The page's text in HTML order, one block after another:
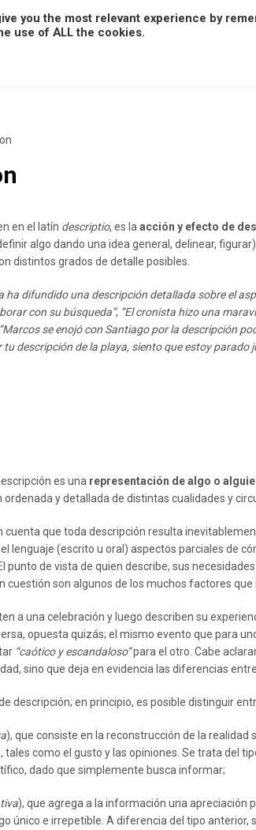
A B C D
en el latín descriptio, es la acción y efecto de
algo dando una idea general, delinear,
distintos grados de detalle posibles.
ha difundido una descripción detallada sobre el
con su búsqueda”, “El cronista hizo una
“Marcos se enojó con Santiago por la descripción
tu descripción de la playa, siento que estoy parado
es una representación de algo o
ordenada y detallada de distintas cualidades y
cuenta que toda descripción resulta
lenguaje (escrito u oral) aspectos parciales de
punto de vista de quien describe, sus
cuestión son algunos de los muchos factores que
a una celebración y luego describen su
opuesta quizás; el mismo evento que para
“caótico y escandaloso”para el otro. Cabe
sino que deja en evidencia las diferencias
descripción; en principio, es posible distinguir
), que consiste en la reconstrucción de la realidad
tales como el gusto y las opiniones. Se trata del
dado que simplemente busca informar;
), que agrega a la información una apreciación
único e irrepetible. A diferencia del tipo anterior,
you the most relevant experience by
use of ALL the cookies.